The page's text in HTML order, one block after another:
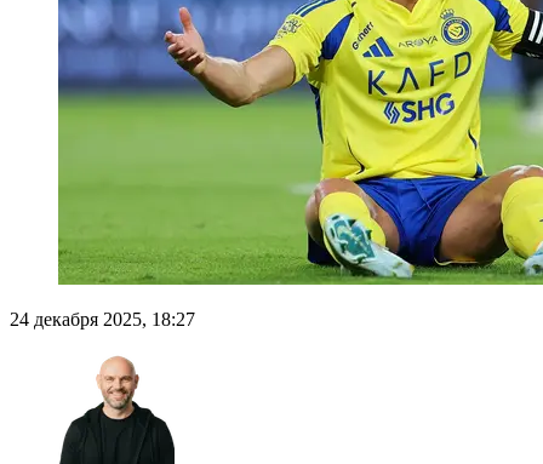
24 декабря 2025, 18:27